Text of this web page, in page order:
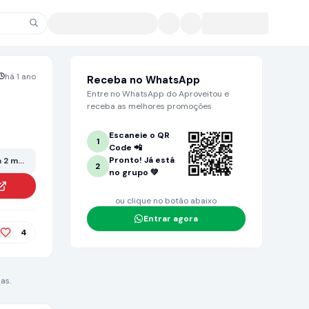
há 1 ano
meses ou mais. Grande chance de não estar mais no valor anunciado!
4
Receba no WhatsApp
Entre no WhatsApp do Aproveitou e
receba as melhores promoções
1
Escaneie o QR
Code 📲
2
Pronto! Já está
no grupo 💚
ou clique no botão abaixo
Entrar agora